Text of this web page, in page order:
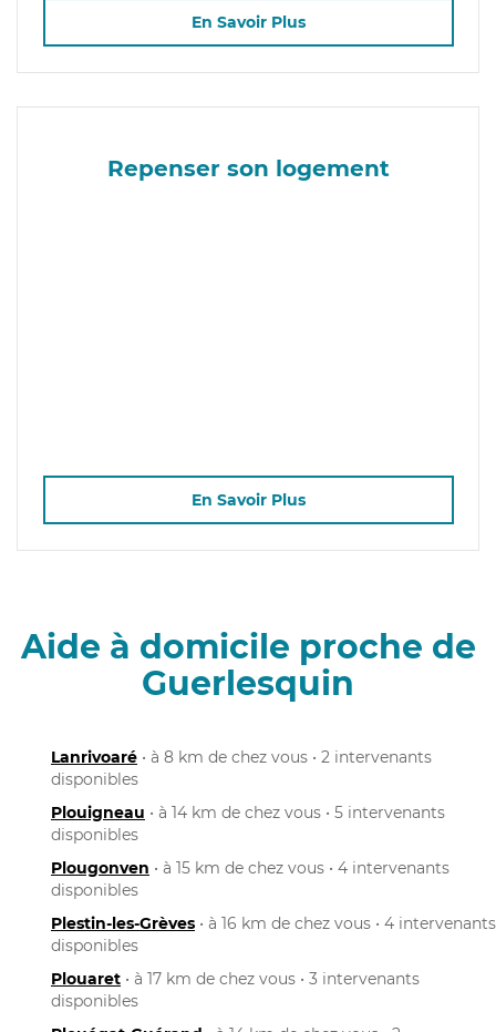
En Savoir Plus
Repenser son logement
En Savoir Plus
Aide à domicile proche de
Guerlesquin
Lanrivoaré • à 8 km de chez vous • 2 intervenants
disponibles
Plouigneau • à 14 km de chez vous • 5 intervenants
disponibles
Plougonven • à 15 km de chez vous • 4 intervenants
disponibles
Plestin-les-Grèves • à 16 km de chez vous • 4 intervenants
disponibles
Plouaret • à 17 km de chez vous • 3 intervenants
disponibles